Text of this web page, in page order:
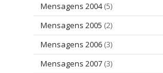
Mensagens 2004(5)
Mensagens 2005 (2)
Mensagens 2006 (3)
Mensagens 2007 (3)